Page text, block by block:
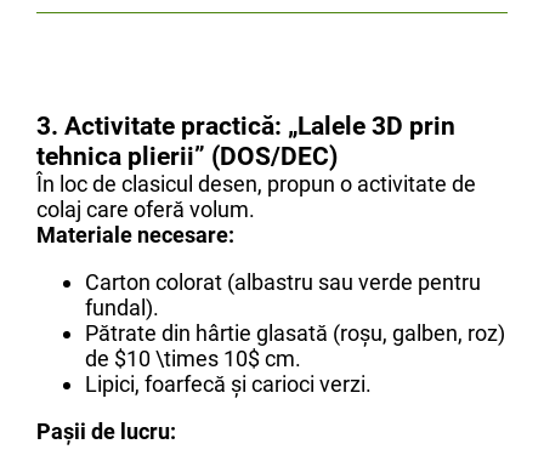
3. Activitate practică: „Lalele 3D prin
tehnica plierii” (DOS/DEC)
În loc de clasicul desen, propun o activitate de
colaj care oferă volum.
Materiale necesare:
Carton colorat (albastru sau verde pentru
fundal).
Pătrate din hârtie glasată (roșu, galben, roz)
de $10 \times 10$ cm.
Lipici, foarfecă și carioci verzi.
Pașii de lucru: